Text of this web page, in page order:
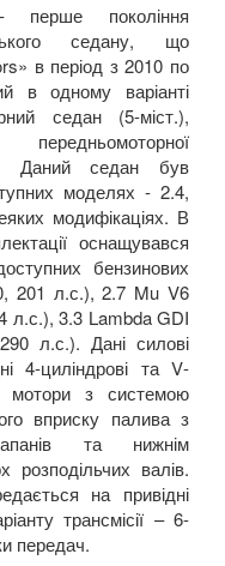
keyboard_arrow_down
keyboard_arrow_down
keyboard_arrow_down
перше покоління
седану, що
» в період з 2010 по
в одному варіанті
седан (5-міст.),
Даний седан був
моделях - 2.4,
модифікаціях. В
оснащувався
бензинових
201 л.с.), 2.7 Mu V6
л.с.), 3.3 Lambda GDI
л.с.). Дані силові
4-циліндрові та V-
мотори з системою
вприску палива з
та нижнім
валів.
на привідні
трансмісії – 6-
передач.